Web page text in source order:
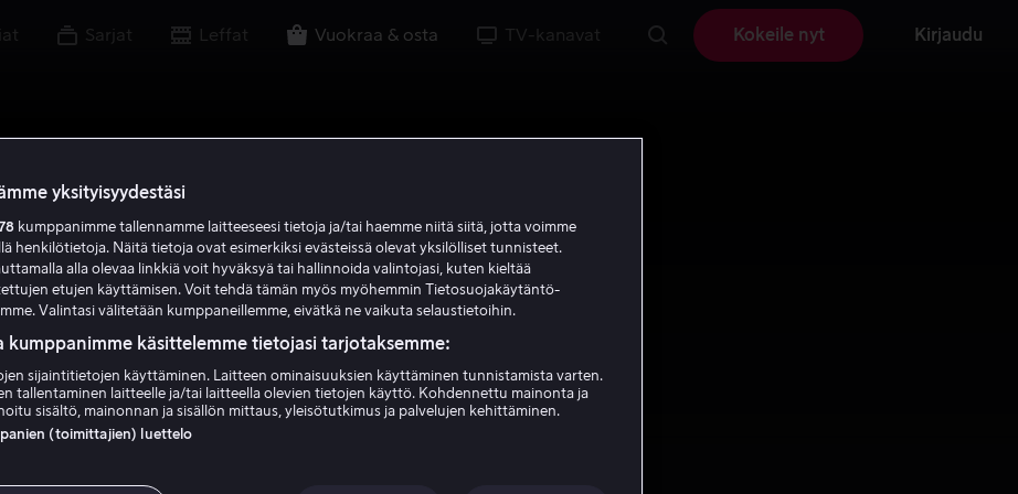
Sarjat Leffat Vuokraa & osta TV-kanavat Kokeile nyt Kirjaudu
yksityisyydestäsi
kumppanimme tallennamme laitteeseesi tietoja ja/tai haemme niitä siitä, jotta voimme
henkilötietoja. Näitä tietoja ovat esimerkiksi evästeissä olevat yksilölliset tunnisteet.
alla olevaa linkkiä voit hyväksyä tai hallinnoida valintojasi, kuten kieltää
etujen käyttämisen. Voit tehdä tämän myös myöhemmin Tietosuojakäytäntö-
Valintasi välitetään kumppaneillemme, eivätkä ne vaikuta selaustietoihin.
kumppanimme käsittelemme tietojasi tarjotaksemme:
sijaintitietojen käyttäminen. Laitteen ominaisuuksien käyttäminen tunnistamista varten.
tallentaminen laitteelle ja/tai laitteella olevien tietojen käyttö. Kohdennettu mainonta ja
sisältö, mainonnan ja sisällön mittaus, yleisötutkimus ja palvelujen kehittäminen.
(toimittajien) luettelo